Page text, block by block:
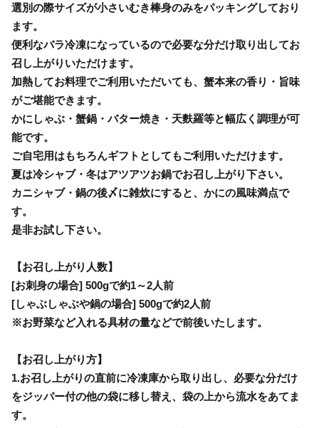
選別の際サイズが小さいむき棒身のみをパッキングしており
ます。
便利なバラ冷凍になっているので必要な分だけ取り出してお
召し上がりいただけます。
加熱してお料理でご利用いただいても、蟹本来の香り・旨味
がご堪能できます。
かにしゃぶ・蟹鍋・バター焼き・天麩羅等と幅広く調理が可
能です。
ご自宅用はもちろんギフトとしてもご利用いただけます。
夏は冷シャブ・冬はアツアツお鍋でお召し上がり下さい。
カニシャブ・鍋の後〆に雑炊にすると、かにの風味満点で
す。
是非お試し下さい。
【お召し上がり人数】
[お刺身の場合] 500gで約1～2人前
[しゃぶしゃぶや鍋の場合] 500gで約2人前
※お野菜など入れる具材の量などで前後いたします。
【お召し上がり方】
1.お召し上がりの直前に冷凍庫から取り出し、必要な分だけ
をジッパー付の他の袋に移し替え、袋の上から流水をあてま
す。